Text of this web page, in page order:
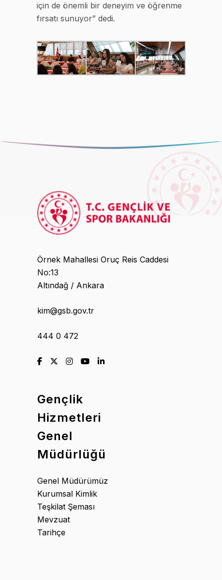
için de önemli bir deneyim ve öğrenme
fırsatı sunuyor” dedi.
Örnek Mahallesi Oruç Reis Caddesi
No:13
Altındağ / Ankara
kim@gsb.gov.tr
444 0 472
Gençlik
Hizmetleri
Genel
Müdürlüğü
Genel Müdürümüz
Kurumsal Kimlik
Teşkilat Şeması
Mevzuat
Tarihçe